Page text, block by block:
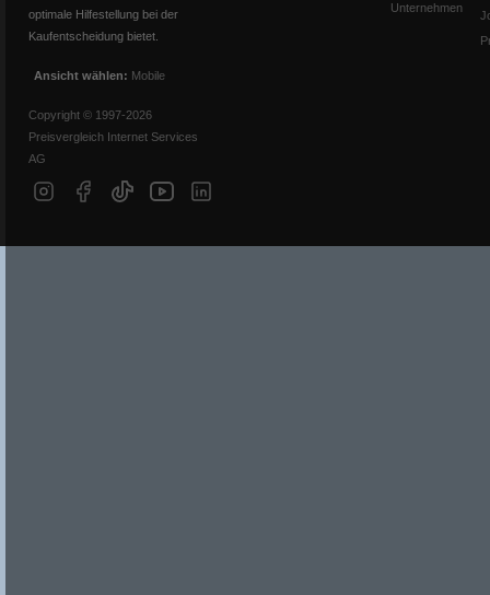
optimale Hilfestellung bei der
Kaufentscheidung bietet.
Ansicht wählen: Mobile
Copyright © 1997-2026
Preisvergleich Internet Services
AG
Unternehmen